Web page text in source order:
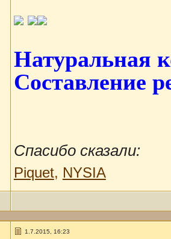
Натуральная
Составление
Спасибо сказали:
Piquet, NYSIA
1.7.2015, 16:23